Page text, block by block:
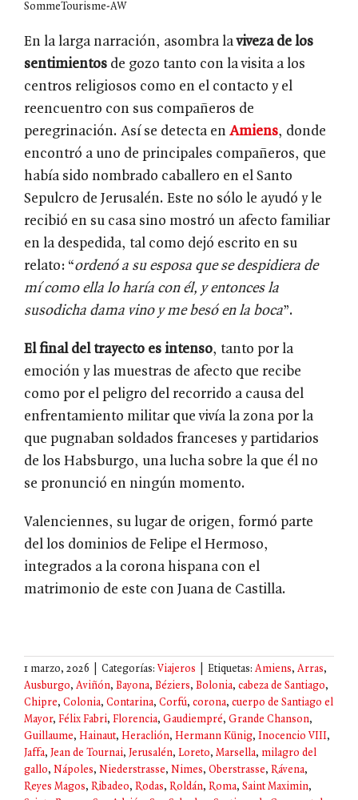
SommeTourisme-AW
En la larga narración, asombra laviveza de los
sentimientos de gozo tanto con la visita a los
centros religiosos como en el contacto y el
reencuentro con sus compañeros de
peregrinación. Así se detecta en Amiens, donde
encontró a uno de principales compañeros, que
había sido nombrado caballero en el Santo
Sepulcro de Jerusalén. Este no sólo le ayudó y le
recibió en su casa sino mostró un afecto familiar
en la despedida, tal como dejó escrito en su
relato: “ordenó a su esposa que se despidiera de
mí como ella lo haría con él, y entonces la
susodicha dama vino y me besó en la boca”.
El final del trayecto es intenso, tanto por la
emoción y las muestras de afecto que recibe
como por el peligro del recorrido a causa del
enfrentamiento militar que vivía la zona por la
que pugnaban soldados franceses y partidarios
de los Habsburgo, una lucha sobre la que él no
se pronunció en ningún momento.
Valenciennes, su lugar de origen, formó parte
del los dominios de Felipe el Hermoso,
integrados a la corona hispana con el
matrimonio de este con Juana de Castilla.
1 marzo, 2026 Categorías: Viajeros Etiquetas: Amiens, Arras,
Ausburgo, Aviñón, Bayona, Béziers, Bolonia, cabeza de Santiago,
Chipre, Colonia, Contarina, Corfú, corona, cuerpo de Santiago el
Mayor, Félix Fabri, Florencia, Gaudiempré, Grande Chanson,
Guillaume, Hainaut, Heraclión, Hermann Künig, Inocencio VIII,
Jaffa, Jean de Tournai, Jerusalén, Loreto, Marsella, milagro del
gallo, Nápoles, Niederstrasse, Nimes, Oberstrasse, Rávena,
Reyes Magos, Ribadeo, Rodas, Roldán, Roma, Saint Maximin,